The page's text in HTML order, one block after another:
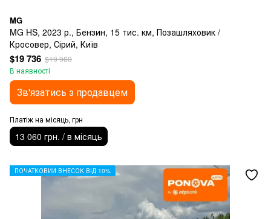
MG
MG HS, 2023 р., Бензин, 15 тис. км, Позашляховик /
Кросовер, Сірий, Київ
$19 736 $19 960
В наявності
Зв'язатись з продавцем
Платіж на місяць, грн
13 060 грн. / в місяць
ПОЧАТКОВИЙ ВНЕСОК ВІД 10%